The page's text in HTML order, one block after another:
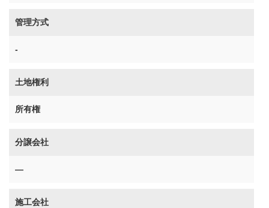
管理方式
-
土地権利
所有権
分譲会社
―
施工会社